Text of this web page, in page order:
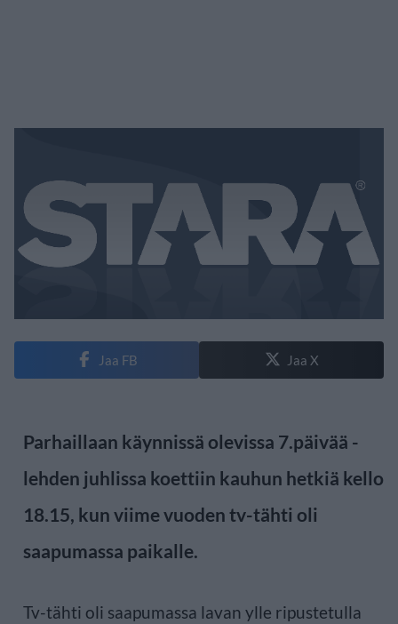
Jaa FB Jaa X
Parhaillaan käynnissä olevissa 7.päivää -
lehden juhlissa koettiin kauhun hetkiä kello
18.15, kun viime vuoden tv-tähti oli
saapumassa paikalle.
Tv-tähti oli saapumassa lavan ylle ripustetulla